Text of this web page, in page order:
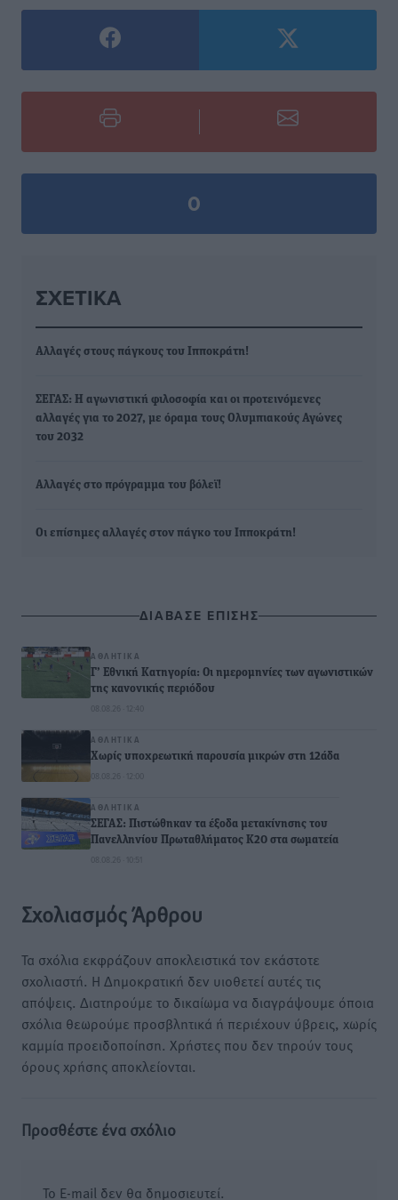
0
ΣΧΕΤΙΚΆ
Αλλαγές στους πάγκους του Ιπποκράτη!
ΣΕΓΑΣ: Η αγωνιστική φιλοσοφία και οι προτεινόμενες
αλλαγές για το 2027, με όραμα τους Ολυμπιακούς Αγώνες
του 2032
Αλλαγές στο πρόγραμμα του βόλεϊ!
Οι επίσημες αλλαγές στον πάγκο του Ιπποκράτη!
ΔΙΑΒΑΣΕ ΕΠΙΣΗΣ
ΑΘΛΗΤΙΚΆ
Γ’ Εθνική Κατηγορία: Οι ημερομηνίες των αγωνιστικών
της κανονικής περιόδου
08.08.26 · 12:40
ΑΘΛΗΤΙΚΆ
Χωρίς υποχρεωτική παρουσία μικρών στη 12άδα
08.08.26 · 12:00
ΑΘΛΗΤΙΚΆ
ΣΕΓΑΣ: Πιστώθηκαν τα έξοδα μετακίνησης του
Πανελληνίου Πρωταθλήματος Κ20 στα σωματεία
08.08.26 · 10:51
Σχολιασμός Άρθρου
Τα σχόλια εκφράζουν αποκλειστικά τον εκάστοτε
σχολιαστή. Η Δημοκρατική δεν υιοθετεί αυτές τις
απόψεις. Διατηρούμε το δικαίωμα να διαγράψουμε όποια
σχόλια θεωρούμε προσβλητικά ή περιέχουν ύβρεις, χωρίς
καμμία προειδοποίηση. Χρήστες που δεν τηρούν τους
όρους χρήσης αποκλείονται.
Προσθέστε ένα σχόλιο
Το E-mail δεν θα δημοσιευτεί.